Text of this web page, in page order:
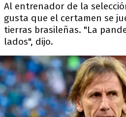
Al entrenador de la
gusta que el certamen se
tierras brasileñas. "La
lados", dijo.